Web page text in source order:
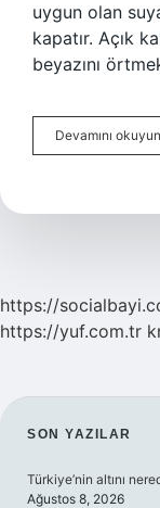
uygun olan
kapatır. Açık
beyazını
Devamını okuyun
https://
https://yuf.com.tr
SON YAZILAR
Türkiye’nin altını
Ağustos 8, 2026